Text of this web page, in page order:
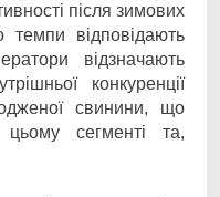
після зимових
відповідають
відзначають
конкуренції
свинини, що
сегменті та,